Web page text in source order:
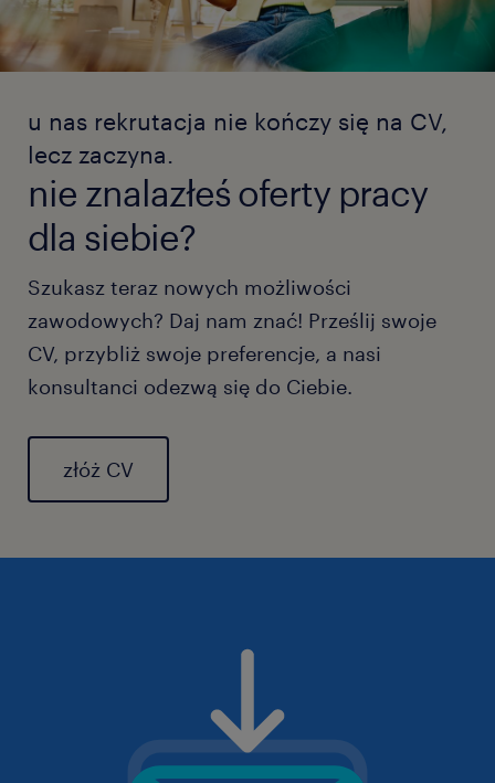
u nas rekrutacja nie kończy się na CV,
lecz zaczyna.
nie znalazłeś oferty pracy
dla siebie?
Szukasz teraz nowych możliwości
zawodowych? Daj nam znać! Prześlij swoje
CV, przybliż swoje preferencje, a nasi
konsultanci odezwą się do Ciebie.
złóż CV